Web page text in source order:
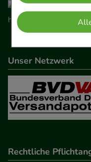
verzichtet werden
Komfort:Diese
Einkaufserlebnis
beispielsweise für
Besuchers oder
Verhaltensweisen
anzupassen.
auch auf Ihre
Unser Netzwerk
Rechtliche